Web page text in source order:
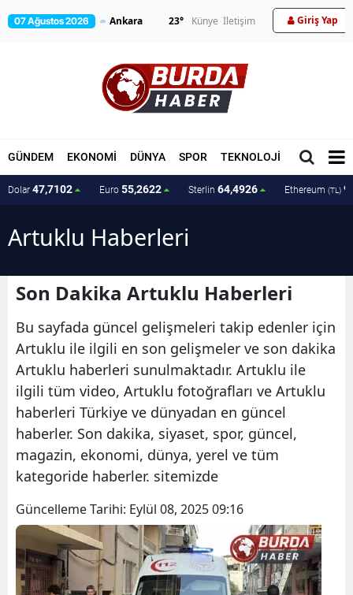
07 Ağustos 2026 23° Künye İletişim Giriş Yap
GÜNDEM EKONOMİ DÜNYA SPOR TEKNOLOJİ MAGAZİN
Dolar 47,7102 Euro 55,2622 Sterlin 64,4926 Ethereum (TL)
Artuklu Haberleri
Son Dakika Artuklu Haberleri
Bu sayfada güncel gelişmeleri takip edenler için
Artuklu ile ilgili en son gelişmeler ve son dakika
Artuklu haberleri sunulmaktadır. Artuklu ile
ilgili tüm video, Artuklu fotoğrafları ve Artuklu
haberleri Türkiye ve dünyadan en güncel
haberler. Son dakika, siyaset, spor, güncel,
magazin, ekonomi, dünya, yerel ve tüm
kategoride haberler. sitemizde
Güncelleme Tarihi: Eylül 08, 2025 09:16